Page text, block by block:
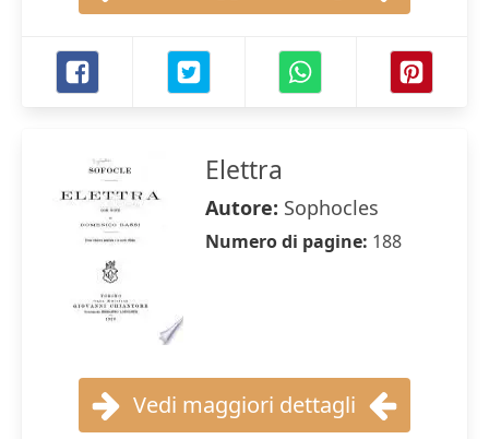
Elettra
Autore: Sophocles
Numero di pagine: 188
Vedi maggiori dettagli